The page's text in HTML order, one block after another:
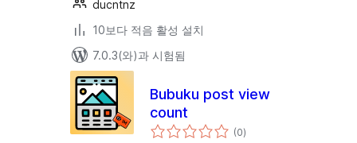
ducntnz
10보다 적음 활성 설치
7.0.3(와)과 시험됨
Bubuku post view
count
(0전
체)